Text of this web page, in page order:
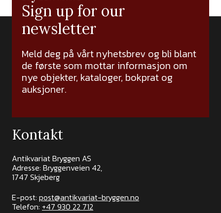
Sign up for our
newsletter
Meld deg på vårt nyhetsbrev og bli blant
de første som mottar informasjon om
nye objekter, kataloger, bokprat og
auksjoner.
Kontakt
Antikvariat Bryggen AS
Adresse: Bryggenveien 42,
1747 Skjeberg
E-post: post@antikvariat-bryggen.no
Telefon: +47 930 22 712